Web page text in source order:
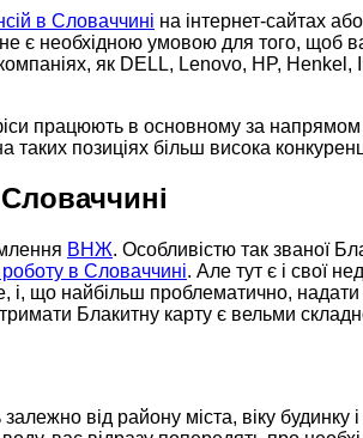
в Словаччині на інтернет-сайтах
є необхідною умовою для того, щоб
як DELL, Lenovo, HP, Henkel,
працюють в основному за напрямом
позиціях більш висока
ВНЖ. Особливістю так званої
роботу в Словаччині. Але тут є і свої
і, що найбільш проблематично,
Блакитну карту є вельми
від району міста, віку будинку